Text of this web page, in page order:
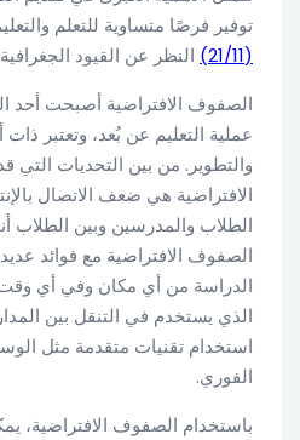
توفير فرصًا متساوية للتعلم
(21/11)
النظر عن القيود الجغرافية
الصفوف الافتراضية أصبحت أحد
عملية التعليم عن بُعد، وتعتبر ذات
والتطوير. من بين التحديات التي
الافتراضية هي ضعف الاتصال
الطلاب والمدرسين وبين الطلاب
الصفوف الافتراضية مع فوائد
الدراسة من أي مكان وفي أي
الذي يستخدم في التنقل بين
استخدام تقنيات متقدمة مثل
الفوري.
باستخدام الصفوف الافتراضية،